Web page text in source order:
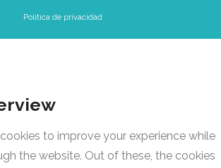
Política de privacidad
to improve your experience while
the website. Out of these, the cookies